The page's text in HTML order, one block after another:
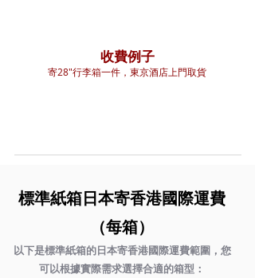
收費例子
寄28"行李箱一件，東京酒店上門取貨
標準紙箱日本寄香港國際運費
（每箱）
以下是標準紙箱的日本寄香港國際運費範圍，您
可以根據實際需求選擇合適的箱型：